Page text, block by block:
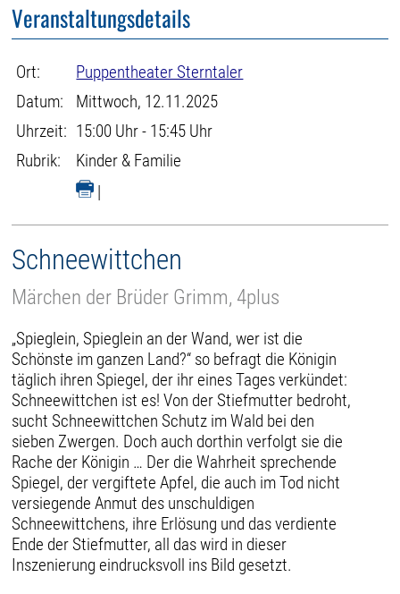
Veranstaltungsdetails
Ort:
Puppentheater Sterntaler
Datum:
Mittwoch, 12.11.2025
Uhrzeit: 15:00 Uhr - 15:45 Uhr
Rubrik:
Kinder & Familie
|
Schneewittchen
Märchen der Brüder Grimm, 4plus
„Spieglein, Spieglein an der Wand, wer ist die
Schönste im ganzen Land?“ so befragt die Königin
täglich ihren Spiegel, der ihr eines Tages verkündet:
Schneewittchen ist es! Von der Stiefmutter bedroht,
sucht Schneewittchen Schutz im Wald bei den
sieben Zwergen. Doch auch dorthin verfolgt sie die
Rache der Königin … Der die Wahrheit sprechende
Spiegel, der vergiftete Apfel, die auch im Tod nicht
versiegende Anmut des unschuldigen
Schneewittchens, ihre Erlösung und das verdiente
Ende der Stiefmutter, all das wird in dieser
Inszenierung eindrucksvoll ins Bild gesetzt.